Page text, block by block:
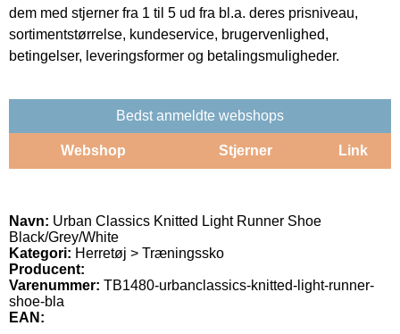
dem med stjerner fra 1 til 5 ud fra bl.a. deres prisniveau,
sortimentstørrelse, kundeservice, brugervenlighed,
betingelser, leveringsformer og betalingsmuligheder.
Bedst anmeldte webshops
Webshop Stjerner Link
Navn: Urban Classics Knitted Light Runner Shoe
Black/Grey/White
Kategori: Herretøj > Træningssko
Producent:
Varenummer: TB1480-urbanclassics-knitted-light-runner-
shoe-bla
EAN: